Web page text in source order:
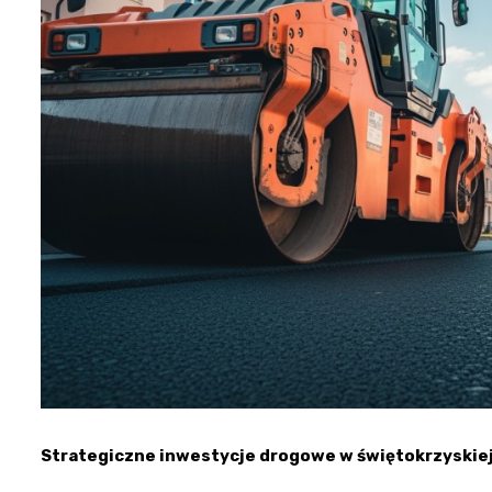
Strategiczne inwestycje drogowe w